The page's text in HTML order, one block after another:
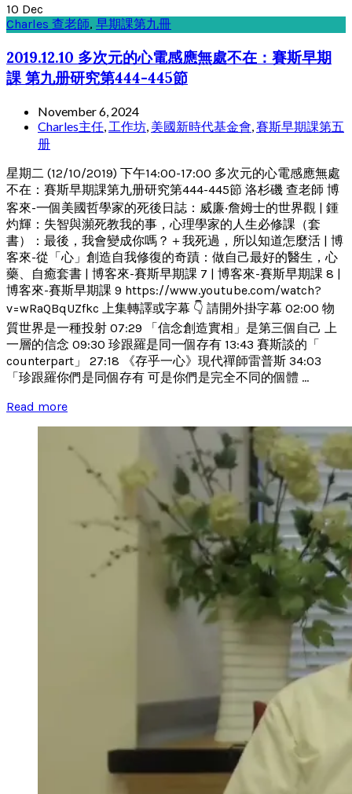
10 Dec
Charles 查老師, 早期課第九冊
2019.12.10 多次元的心電感應無處不在：賽斯早期
課 第九册研究第444-445節
November 6, 2024
Charles主任 工作坊 美國新時代基金會 賽斯早期課第五
册
星期二 (12/10/2019) 下午14:00-17:00 多次元的心電感應無處
不在：賽斯早期課第九册研究第444-445節 洛杉磯 查老師 博
客來-一個美國哲學家的死後日誌：威廉‧詹姆士的世界觀 | 鍾
灼輝：失智與瀕死教我的事，心理學家的人生必修課（套
書）：最後，我會變成你嗎？＋我死過，所以知道怎麼活 | 博
客來-從「心」創造自我修復的奇蹟：做自己最好的醫生，心
藥、自癒套書 | 博客來-賽斯早期課 7 | 博客來-賽斯早期課 8 |
博客來-賽斯早期課 9 https://www.youtube.com/watch?
v=wRaQBqUZfkc 上集轉譯或字幕 👇 請開外掛字幕 02:00 物
質世界是一種投射 07:29 「信念創造實相」是第三個自己 上
一層的信念 09:30 珍跟羅是同一個存有 13:43 賽斯談的「
counterpart」 27:18 《存乎一心》現代禪師雷普斯 34:03
「珍跟羅你們是同個存有 可是你們是完全不同的個體 ...
Read more